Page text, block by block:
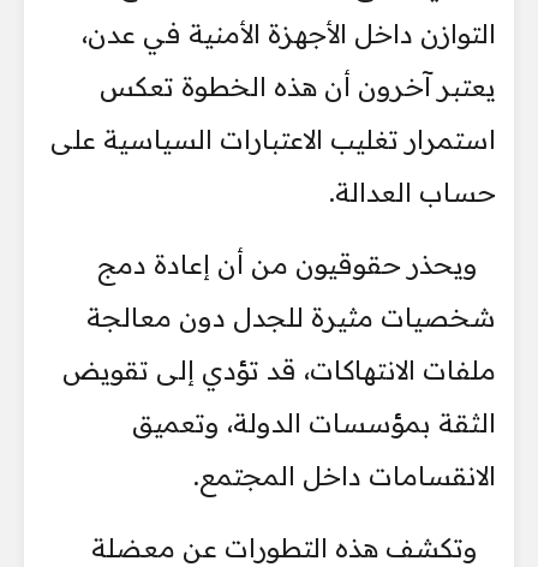
التوازن داخل الأجهزة الأمنية في عدن،
يعتبر آخرون أن هذه الخطوة تعكس
استمرار تغليب الاعتبارات السياسية على
حساب العدالة.
ويحذر حقوقيون من أن إعادة دمج
شخصيات مثيرة للجدل دون معالجة
ملفات الانتهاكات، قد تؤدي إلى تقويض
الثقة بمؤسسات الدولة، وتعميق
الانقسامات داخل المجتمع.
وتكشف هذه التطورات عن معضلة